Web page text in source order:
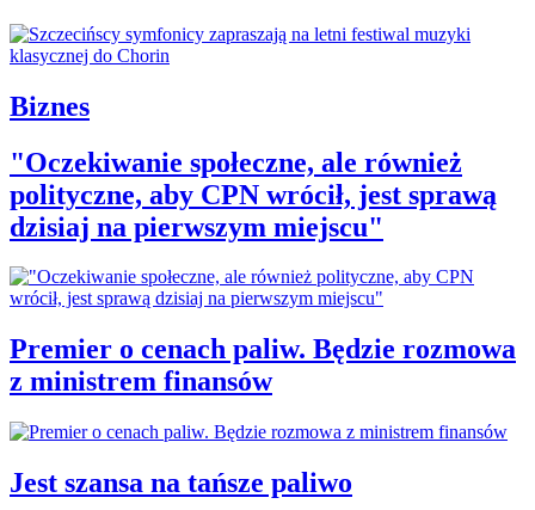
Biznes
"Oczekiwanie społeczne, ale również
polityczne, aby CPN wrócił, jest sprawą
dzisiaj na pierwszym miejscu"
Premier o cenach paliw. Będzie rozmowa
z ministrem finansów
Jest szansa na tańsze paliwo